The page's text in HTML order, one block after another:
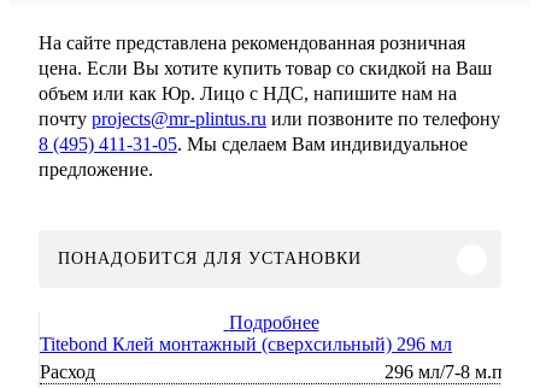
На сайте представлена рекомендованная розничная
цена. Если Вы хотите купить товар со скидкой на Ваш
объем или как Юр. Лицо с НДС, напишите нам на
почту projects@mr-plintus.ru или позвоните по телефону
8 (495) 411-31-05. Мы сделаем Вам индивидуальное
предложение.
ПОНАДОБИТСЯ ДЛЯ УСТАНОВКИ
Подробнее
Titebond Клей монтажный (сверхсильный) 296 мл
Расход
296 мл/7-8 м.п